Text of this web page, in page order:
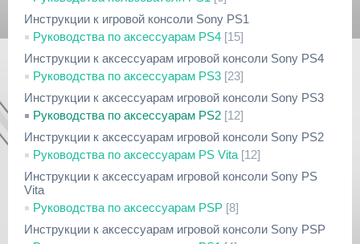
Инструкции к игровой консоли Sony PS1
Руководства по аксессуарам PS4 [15]
Инструкции к аксессуарам игровой консоли Sony PS4
Руководства по аксессуарам PS3 [23]
Инструкции к аксессуарам игровой консоли Sony PS3
Руководства по аксессуарам PS2 [12]
Инструкции к аксессуарам игровой консоли Sony PS2
Руководства по аксессуарам PS Vita [12]
Инструкции к аксессуарам игровой консоли Sony PS
Vita
Руководства по аксессуарам PSP [8]
Инструкции к аксессуарам игровой консоли Sony PSP